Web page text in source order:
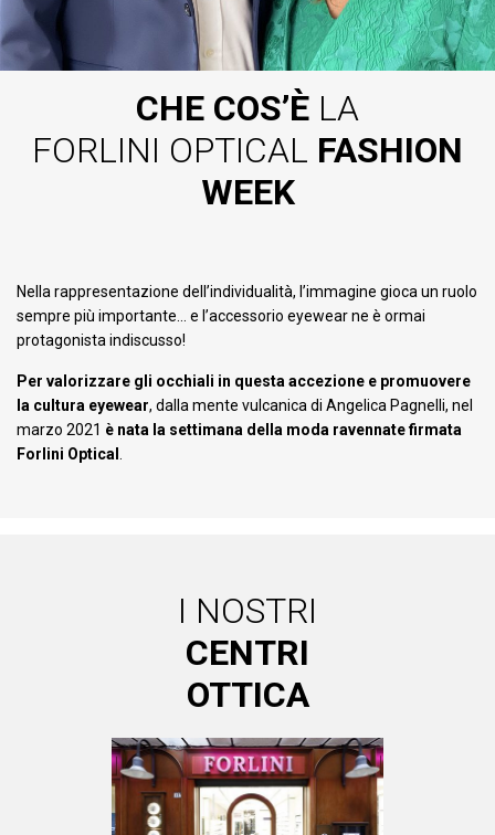
CHE COS’È LA
FORLINI OPTICAL FASHION
WEEK
Nella rappresentazione dell’individualità, l’immagine gioca un ruolo
sempre più importante… e l’accessorio eyewear ne è ormai
protagonista indiscusso!
Per valorizzare gli occhiali in questa accezione e promuovere
la cultura eyewear, dalla mente vulcanica di Angelica Pagnelli, nel
marzo 2021 è nata la settimana della moda ravennate firmata
Forlini Optical .
I NOSTRI
CENTRI
OTTICA